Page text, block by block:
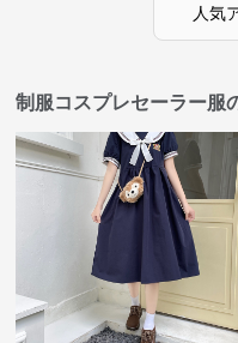
人気
制服コスプレセーラー服